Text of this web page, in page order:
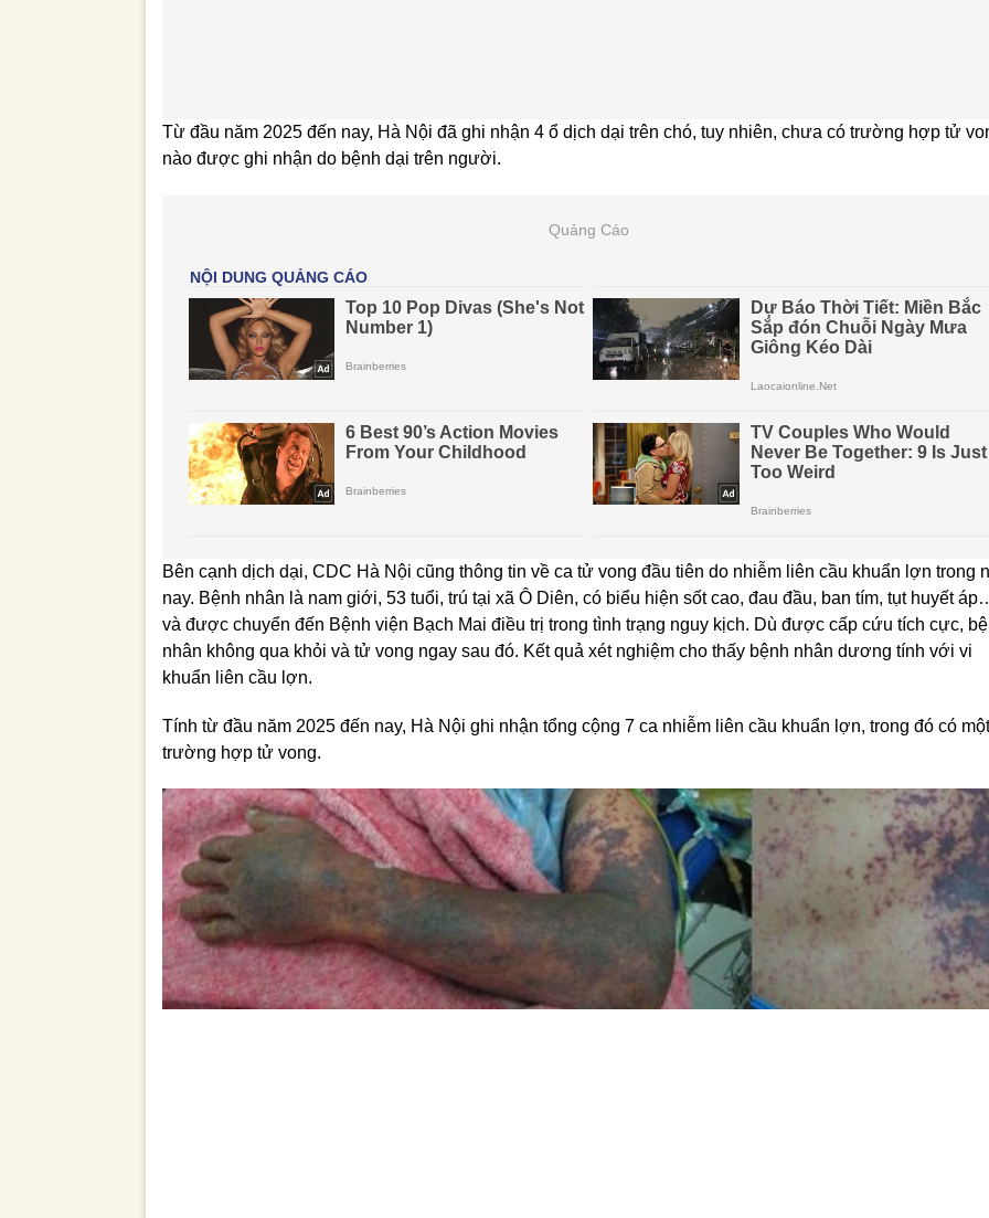
Từ đầu năm 2025 đến nay, Hà Nội đã ghi nhận 4 ổ dịch dại trên chó, tuy nhiên, chưa có trường hợp tử
nào được ghi nhận do bệnh dại trên người.
Quảng Cáo
Bên cạnh dịch dại, CDC Hà Nội cũng thông tin về ca tử vong đầu tiên do nhiễm liên cầu khuẩn lợn trong
nay. Bệnh nhân là nam giới, 53 tuổi, trú tại xã Ô Diên, có biểu hiện sốt cao, đau đầu, ban tím, tụt huyết
và được chuyển đến Bệnh viện Bạch Mai điều trị trong tình trạng nguy kịch. Dù được cấp cứu tích cực,
nhân không qua khỏi và tử vong ngay sau đó. Kết quả xét nghiệm cho thấy bệnh nhân dương tính với vi
khuẩn liên cầu lợn.
Tính từ đầu năm 2025 đến nay, Hà Nội ghi nhận tổng cộng 7 ca nhiễm liên cầu khuẩn lợn, trong đó có một
trường hợp tử vong.